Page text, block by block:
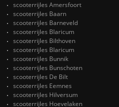
scooterrijles Amersfoort
scooterrijles Baarn
scooterrijles Barneveld
scooterrijles Blaricum
scooterrijles Bilthoven
scooterrijles Blaricum
scooterrijles Bunnik
scooterrijles Bunschoten
scooterrijles De Bilt
scooterrijles Eemnes
scooterrijles Hilversum
scooterrijles Hoevelaken